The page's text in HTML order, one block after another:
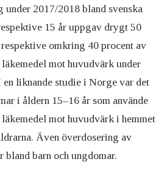
under 2017/2018 bland svenska
15 år uppgav drygt 50
omkring 40 procent av
mot huvudvärk under
en liknande studie i Norge var det
i åldern 15–16 år som använde
mot huvudvärk i hemmet
Även överdosering av
barn och ungdomar.